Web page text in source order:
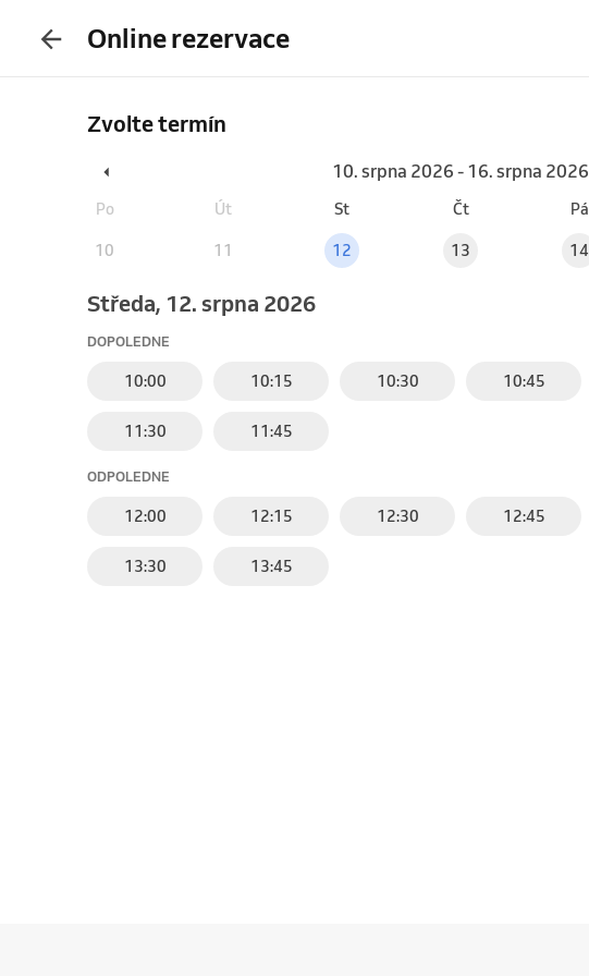
Online rezervace
Zvolte termín
10. srpna 2026 - 16. srpna 2026
Po Út St Čt Pá
10 11 12 13 14
středa, 12. srpna 2026
DOPOLEDNE
10:00 10:15 10:30 10:45
11:30 11:45
ODPOLEDNE
12:00 12:15 12:30 12:45
13:30 13:45